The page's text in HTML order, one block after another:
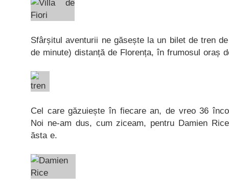
Sfârșitul aventurii ne găsește la un bilet de tren
de minute) distanță de Florența, în frumosul oraș
Cel care găzuiește în fiecare an, de vreo 36
Noi ne-am dus, cum ziceam, pentru Damien
ăsta e.